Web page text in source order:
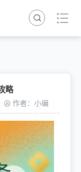
略
作者：小编